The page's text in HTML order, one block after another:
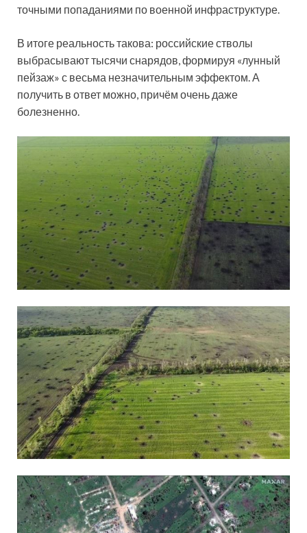
точными попаданиями по военной инфраструктуре.
В итоге реальность такова: российские стволы
выбрасывают тысячи снарядов, формируя «лунный
пейзаж» с весьма незначительным эффектом. А
получить в ответ можно, причём очень даже
болезненно.